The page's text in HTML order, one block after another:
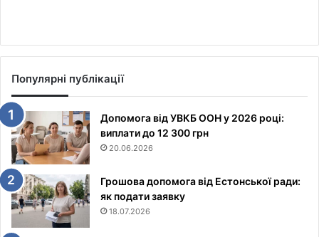
Популярні публікації
Допомога від УВКБ ООН у 2026 році:
виплати до 12 300 грн
20.06.2026
Грошова допомога від Естонської ради:
як подати заявку
18.07.2026